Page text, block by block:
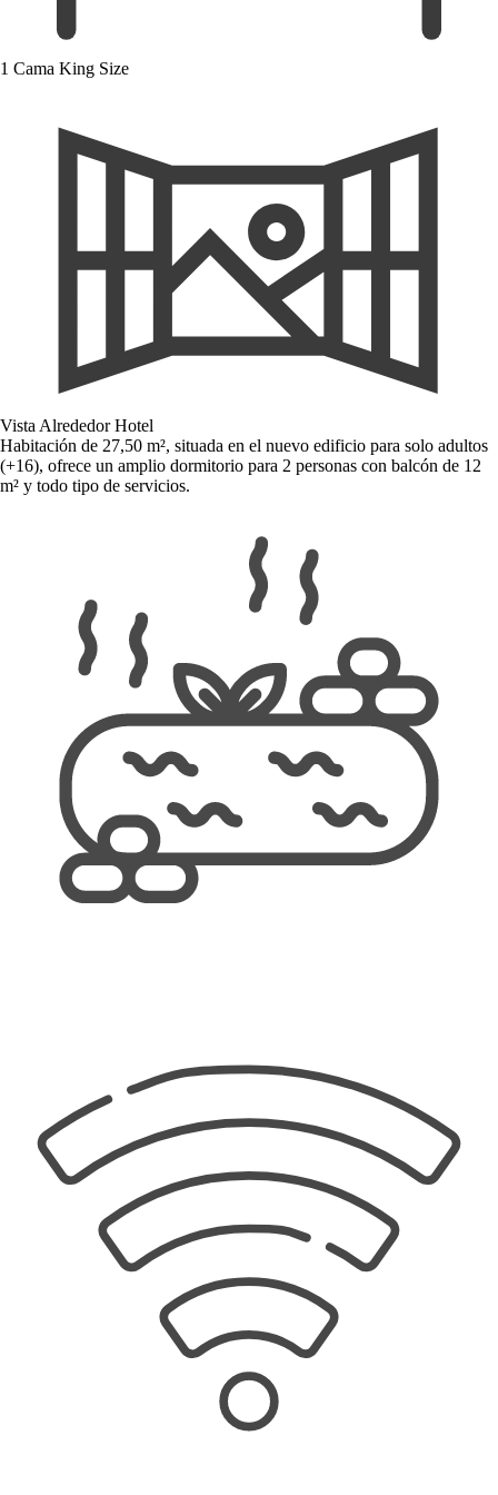
1 Cama King Size
Vista Alrededor Hotel
Habitación de 27,50 m², situada en el nuevo edificio para solo adultos
(+16), ofrece un amplio dormitorio para 2 personas con balcón de 12
m² y todo tipo de servicios.